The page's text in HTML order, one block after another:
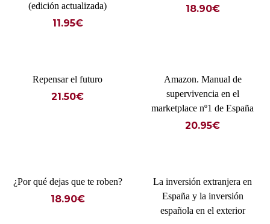
(edición actualizada)
11.95€
18.90€
Repensar el futuro
21.50€
Amazon. Manual de
supervivencia en el
marketplace nº1 de España
20.95€
¿Por qué dejas que te roben?
18.90€
La inversión extranjera en
España y la inversión
española en el exterior